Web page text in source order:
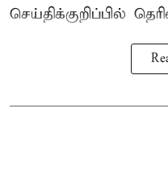
செய்திக்குறிப்பில்